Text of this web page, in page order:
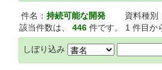
件名： 持続可能な開発 資料種別
該当件数は、 446 件です。 1 件目か
しぼり込み